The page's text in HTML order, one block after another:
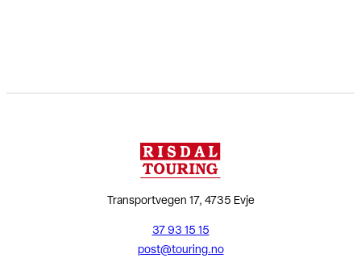
Transportvegen 17, 4735 Evje
37 93 15 15
post@touring.no